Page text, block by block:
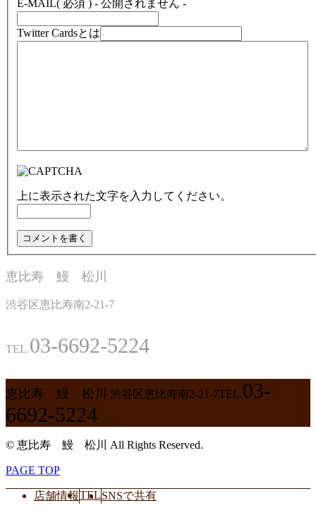
E-MAIL( 必須 ) - 公開されません -
Twitter Cardsとは
上に表示された文字を入力してください。
恵比寿 鰻 松川
渋谷区恵比寿南2-21-7
TEL.03-6692-5224
恵比寿 鰻 松川 渋谷区恵比寿南2-21-7TEL.03-
6692-5224
© 恵比寿 鰻 松川 All Rights Reserved.
PAGE TOP
店舗情報TELSNSで共有